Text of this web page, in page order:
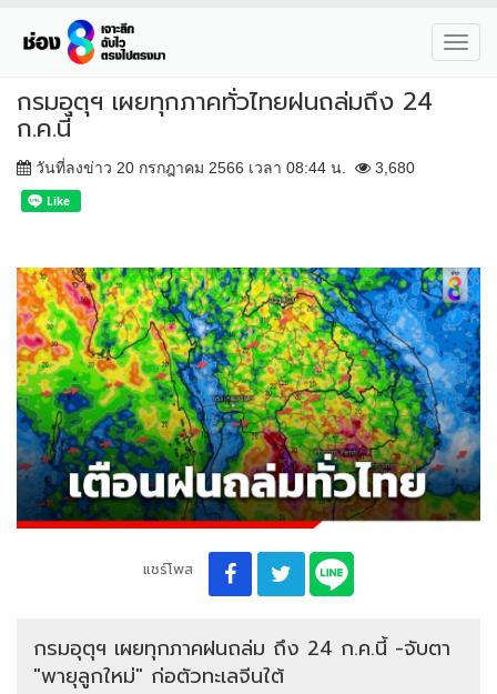
กรมอุตุฯ เผยทุกภาคทั่วไทยฝนถล่มถึง 24
ก.ค.นี้
วันที่ลงข่าว 20 กรกฎาคม 2566 เวลา 08:44 น. 3,680
แชร์โพส
กรมอุตุฯ เผยทุกภาคฝนถล่ม ถึง 24 ก.ค.นี้ -จับตา
"พายุลูกใหม่" ก่อตัวทะเลจีนใต้